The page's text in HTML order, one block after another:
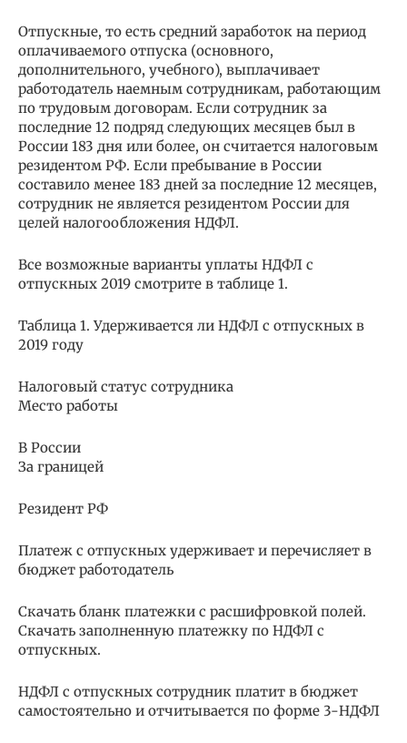
Отпускные, то есть средний заработок на период
оплачиваемого отпуска (основного,
дополнительного, учебного), выплачивает
работодатель наемным сотрудникам, работающим
по трудовым договорам. Если сотрудник за
последние 12 подряд следующих месяцев был в
России 183 дня или более, он считается налоговым
резидентом РФ. Если пребывание в России
составило менее 183 дней за последние 12 месяцев,
сотрудник не является резидентом России для
целей налогообложения НДФЛ.
Все возможные варианты уплаты НДФЛ с
отпускных 2019 смотрите в таблице 1.
Таблица 1. Удерживается ли НДФЛ с отпускных в
2019 году
Налоговый статус сотрудника
Место работы
В России
За границей
Резидент РФ
Платеж с отпускных удерживает и перечисляет в
бюджет работодатель
Скачать бланк платежки с расшифровкой полей.
Скачать заполненную платежку по НДФЛ с
отпускных.
НДФЛ с отпускных сотрудник платит в бюджет
самостоятельно и отчитывается по форме 3-НДФЛ